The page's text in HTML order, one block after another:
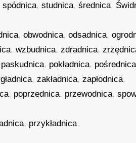
spódnica,studnica,średnica,
,obwodnica,odsadnica,
,wzbudnica,zdradnica,
paskudnica, pokładnica, pośrednica
,zakładnica,zapłodnica,
, poprzednica, przewodnica,
, przykładnica,